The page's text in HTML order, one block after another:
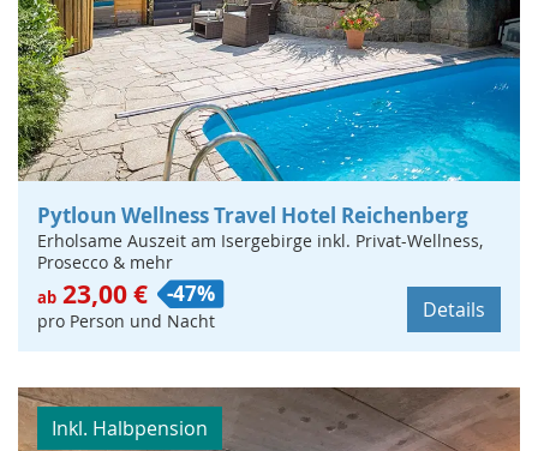
Pytloun Wellness Travel Hotel Reichenberg
Erholsame Auszeit am Isergebirge inkl. Privat-Wellness,
Prosecco & mehr
ab 23,00 € -47%
pro Person und Nacht Details
Inkl. Halbpension